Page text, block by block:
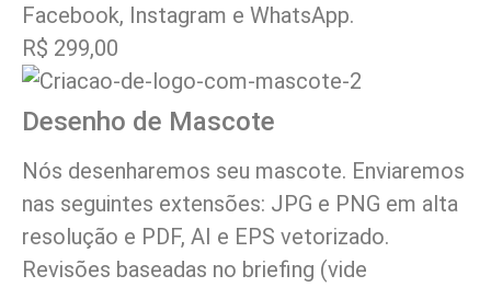
Facebook, Instagram e WhatsApp.
R$ 299,00
Desenho de Mascote
Nós desenharemos seu mascote. Enviaremos
nas seguintes extensões: JPG e PNG em alta
resolução e PDF, AI e EPS vetorizado.
Revisões baseadas no briefing (vide